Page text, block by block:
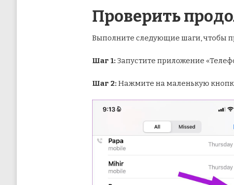
Проверить
Выполните следующие шаги, чтобы
Шаг 1: Запустите приложение
Шаг 2: Нажмите на маленькую